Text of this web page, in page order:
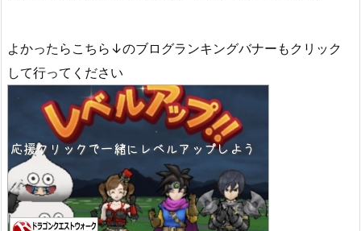
よかったらこちら↓のブログランキングバナーもクリック
して行ってください